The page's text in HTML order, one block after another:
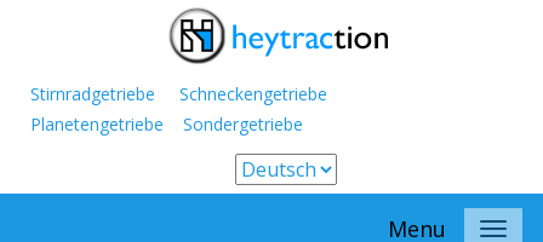
Stirnradgetriebe Schneckengetriebe
Planetengetriebe Sondergetriebe
Menu